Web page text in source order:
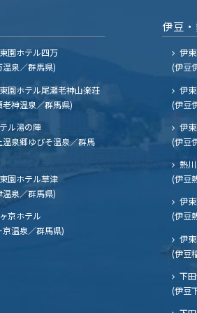
園ホテル四万
温泉／群馬県)
園ホテル尾瀬老神山楽荘
老神温泉／群馬県)
ル湯の陣
温泉郷ゆびそ温泉／群馬
園ホテル草津
温泉／群馬県)
京ホテル
京温泉／群馬県)
伊豆
伊
(伊豆
伊
(伊豆
伊
(伊豆
熱
(伊豆
伊
(伊豆
伊
(伊豆
下
(伊豆